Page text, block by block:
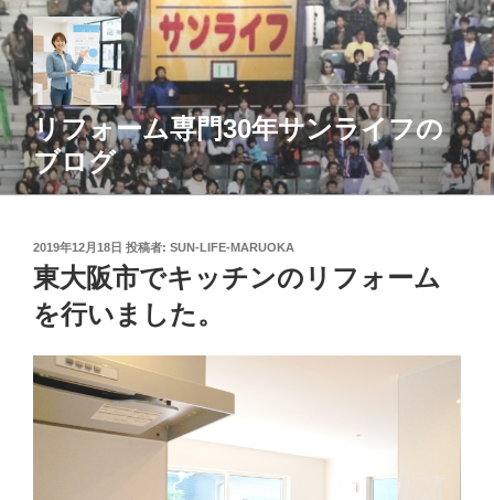
コ
ン
テ
ン
ツ
へ
ス
キ
リフォーム専門30年サンライフの
ブログ
投
稿
日:
2019年12月18日 投稿者: SUN-LIFE-MARUOKA
東大阪市でキッチンのリフォーム
を行いました。